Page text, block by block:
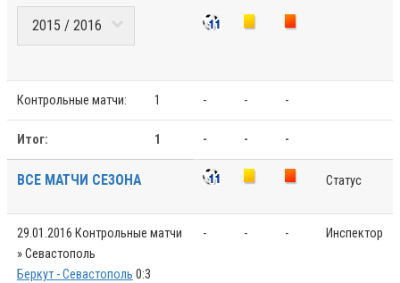
Контрольные матчи: 1 - - -
Итог: 1 - - -
ВСЕ МАТЧИ СЕЗОНА Статус
29.01.2016 Контрольные матчи
» Севастополь
Беркут - Севастополь 0:3
- - - Инспектор